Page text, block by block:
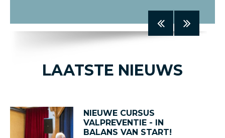
LAATSTE NIEUWS
NIEUWE CURSUS
VALPREVENTIE - IN
BALANS VAN START!